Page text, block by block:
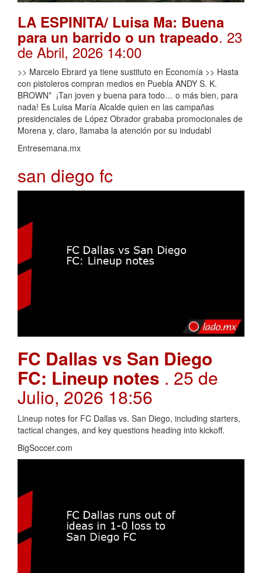
LA ESPINITA/ Luisa Ma: Buena
para un barrido o un trapeado. 23
de Abril, 2026 14:00
>> Marcelo Ebrard ya tiene sustituto en Economía >> Hasta
con pistoleros compran medios en Puebla ANDY S. K.
BROWN* ¡Tan joven y buena para todo… o más bien, para
nada! Es Luisa María Alcalde quien en las campañas
presidenciales de López Obrador grababa promocionales de
Morena y, claro, llamaba la atención por su indudabl
Entresemana.mx
san diego fc
FC Dallas vs San Diego
FC: Lineup notes . 25 de
Julio, 2026 18:56
Lineup notes for FC Dallas vs. San Diego, including starters,
tactical changes, and key questions heading into kickoff.
BigSoccer.com